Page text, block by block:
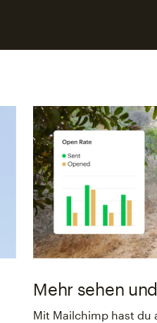
Mehr sehen
Mit Mailchimp hast du